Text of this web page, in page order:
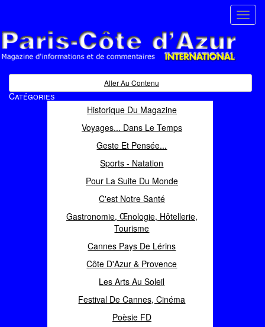
Magazine d'informations et de commentaires
Aller Au Contenu
Catégories
Historique Du Magazine
Voyages... Dans Le Temps
Geste Et Pensée...
Sports - Natation
Pour La Suite Du Monde
C'est Notre Santé
Gastronomie, Œnologie, Hôtellerie,
Tourisme
Cannes Pays De Lérins
Côte D'Azur & Provence
Les Arts Au Soleil
Festival De Cannes, Cinéma
Poèsie FD